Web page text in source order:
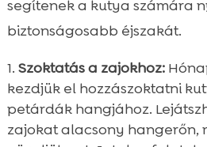
segítenek a kutya számára
biztonságosabb éjszakát.
Szoktatás a zajokhoz:
kezdjük el hozzászoktatni
petárdák hangjához.
zajokat alacsony hangerőn,